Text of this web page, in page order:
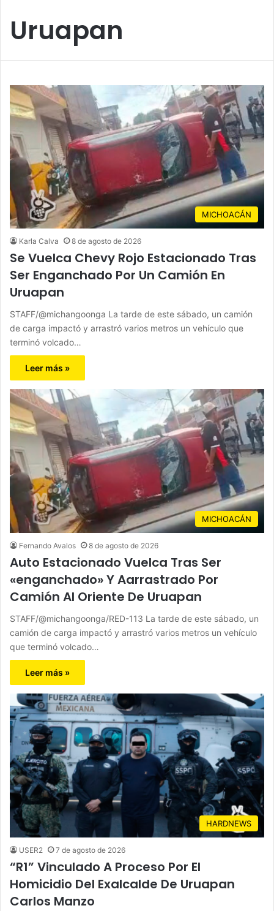
Uruapan
MICHOACÁN
Karla Calva 8 de agosto de 2026
Se Vuelca Chevy Rojo Estacionado Tras
Ser Enganchado Por Un Camión En
Uruapan
STAFF/@michangoonga La tarde de este sábado, un camión
de carga impactó y arrastró varios metros un vehículo que
terminó volcado…
Leer más »
MICHOACÁN
Fernando Avalos 8 de agosto de 2026
Auto Estacionado Vuelca Tras Ser
«enganchado» Y Aarrastrado Por
Camión Al Oriente De Uruapan
STAFF/@michangoonga/RED-113 La tarde de este sábado, un
camión de carga impactó y arrastró varios metros un vehículo
que terminó volcado…
Leer más »
HARDNEWS
USER2 7 de agosto de 2026
“R1” Vinculado A Proceso Por El
Homicidio Del Exalcalde De Uruapan
Carlos Manzo